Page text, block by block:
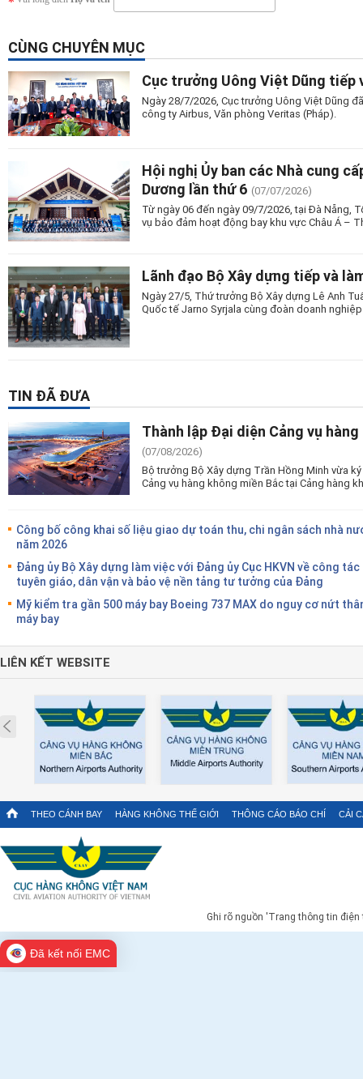
CÙNG CHUYÊN MỤC
Cục trưởng Uông Việt Dũng tiếp
Ngày 28/7/2026, Cục trưởng Uông Việt Dũng
công ty Airbus, Văn phòng Veritas (Pháp).
Hội nghị Ủy ban các Nhà cung
Dương lần thứ 6 (07/07/2026)
Từ ngày 06 đến ngày 09/7/2026, tại Đà Nẵng,
vụ bảo đảm hoạt động bay khu vực Châu Á –
Lãnh đạo Bộ Xây dựng tiếp và
Ngày 27/5, Thứ trưởng Bộ Xây dựng Lê Anh
Quốc tế Jarno Syrjala cùng đoàn doanh
TIN ĐÃ ĐƯA
Thành lập Đại diện Cảng vụ
(07/08/2026)
Bộ trưởng Bộ Xây dựng Trần Hồng Minh vừa
Cảng vụ hàng không miền Bắc tại Cảng hàng
Công bố công khai số liệu giao dự toán thu, chi ngân sách nhà
năm 2026
Đảng ủy Bộ Xây dựng làm việc với Đảng ủy Cục HKVN về công tác
tuyên giáo, dân vận và bảo vệ nền tảng tư tưởng của Đảng
Mỹ kiểm tra gần 500 máy bay Boeing 737 MAX do nguy cơ nứt
máy bay
LIÊN KẾT WEBSITE
Prev
THEO CÁNH BAY HÀNG KHÔNG THẾ GIỚI THÔNG CÁO BÁO CHÍ CẢI
Ghi rõ nguồn 'Trang thông tin
Đã kết nối EMC